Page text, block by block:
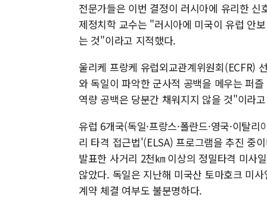
전문가들은 이번 결정이 러시아에 유리한
제정치학 교수는 "러시아에 미국이 유럽 안
는 것"이라고 지적했다.
울리케 프랑케 유럽외교관계위원회(ECFR)
와 독일이 파악한 군사적 공백을 메우는 퍼
역량 공백은 당분간 채워지지 않을 것"이라
유럽 6개국(독일·프랑스·폴란드·영국·이탈
리 타격 접근법'(ELSA) 프로그램을 추진 중
발표한 사거리 2천㎞ 이상의 정밀타격 미사
않았다. 독일은 지난해 미국산 토마호크 미
계약 체결 여부도 불분명하다.